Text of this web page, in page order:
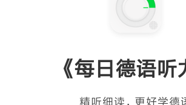
《每日德语听
精听细读，更好学德